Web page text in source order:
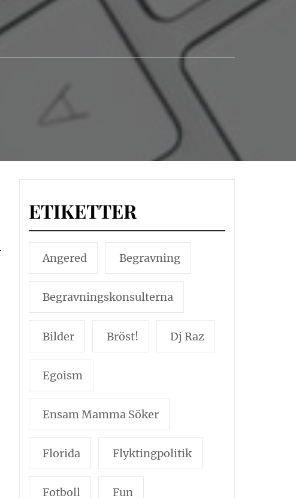
ETIKETTER
Angered Begravning
Begravningskonsulterna
Bilder Bröst! Dj Raz
Egoism
Ensam Mamma Söker
Florida Flyktingpolitik
Fotboll Fun